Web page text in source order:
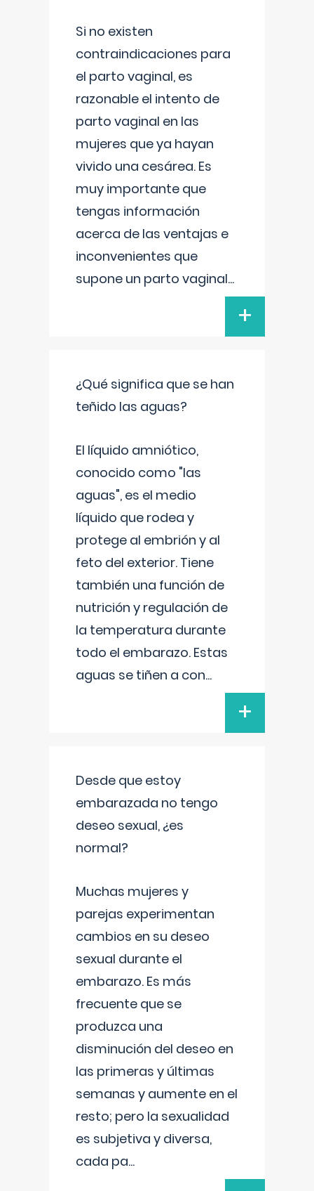
Si no existen
contraindicaciones para
el parto vaginal, es
razonable el intento de
parto vaginal en las
mujeres que ya hayan
vivido una cesárea. Es
muy importante que
tengas información
acerca de las ventajas e
inconvenientes que
supone un parto vaginal...
+
¿Qué significa que se han
teñido las aguas?
El líquido amniótico,
conocido como "las
aguas", es el medio
líquido que rodea y
protege al embrión y al
feto del exterior. Tiene
también una función de
nutrición y regulación de
la temperatura durante
todo el embarazo. Estas
aguas se tiñen a con...
+
Desde que estoy
embarazada no tengo
deseo sexual, ¿es
normal?
Muchas mujeres y
parejas experimentan
cambios en su deseo
sexual durante el
embarazo. Es más
frecuente que se
produzca una
disminución del deseo en
las primeras y últimas
semanas y aumente en el
resto; pero la sexualidad
es subjetiva y diversa,
cada pa...